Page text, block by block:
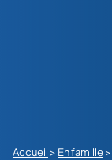
Accueil > En famille>